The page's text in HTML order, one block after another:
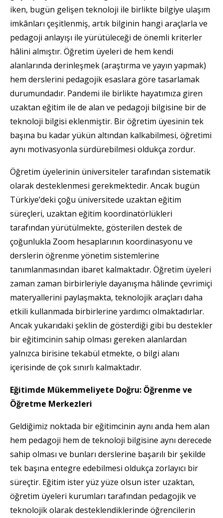
iken, bugün gelişen teknoloji ile birlikte bilgiye ulaşım
imkânları çeşitlenmiş, artık bilginin hangi araçlarla ve
pedagoji anlayışı ile yürütüleceği de önemli kriterler
hâlini almıştır. Öğretim üyeleri de hem kendi
alanlarında derinleşmek (araştırma ve yayın yapmak)
hem derslerini pedagojik esaslara göre tasarlamak
durumundadır. Pandemi ile birlikte hayatımıza giren
uzaktan eğitim ile de alan ve pedagoji bilgisine bir de
teknoloji bilgisi eklenmiştir. Bir öğretim üyesinin tek
başına bu kadar yükün altından kalkabilmesi, öğretimi
aynı motivasyonla sürdürebilmesi oldukça zordur.
Öğretim üyelerinin üniversiteler tarafından sistematik
olarak desteklenmesi gerekmektedir. Ancak bugün
Türkiye’deki çoğu üniversitede uzaktan eğitim
süreçleri, uzaktan eğitim koordinatörlükleri
tarafından yürütülmekte, gösterilen destek de
çoğunlukla Zoom hesaplarının koordinasyonu ve
derslerin öğrenme yönetim sistemlerine
tanımlanmasından ibaret kalmaktadır. Öğretim üyeleri
zaman zaman birbirleriyle dayanışma hâlinde çevrimiçi
materyallerini paylaşmakta, teknolojik araçları daha
etkili kullanmada birbirlerine yardımcı olmaktadırlar.
Ancak yukarıdaki şeklin de gösterdiği gibi bu destekler
bir eğitimcinin sahip olması gereken alanlardan
yalnızca birisine tekabül etmekte, o bilgi alanı
içerisinde de çok sınırlı kalmaktadır.
Eğitimde Mükemmeliyete Doğru: Öğrenme ve
Öğretme Merkezleri
Geldiğimiz noktada bir eğitimcinin aynı anda hem alan
hem pedagoji hem de teknoloji bilgisine aynı derecede
sahip olması ve bunları derslerine başarılı bir şekilde
tek başına entegre edebilmesi oldukça zorlayıcı bir
süreçtir. Eğitim ister yüz yüze olsun ister uzaktan,
öğretim üyeleri kurumları tarafından pedagojik ve
teknolojik olarak desteklendiklerinde öğrencilerin